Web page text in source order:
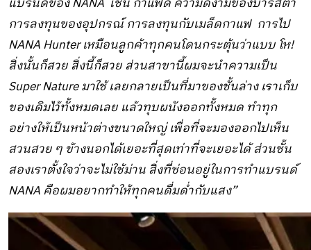
การลงทุนของอุปกรณ์ การลงทุนกับเมล็ดกาแฟ การไป
NANA Hunter เหมือนลูกค้าทุกคนโดนกระตุ้นว่าแบบ โห!
สิ่งนั้นก็สวย สิ่งนี้ก็สวย ส่วนสาขานี้ผมจะนำความเป็น
Super Nature มาใช้ เลยกลายเป็นที่มาของชั้นล่าง เราเก็บ
ของเดิมไว้ทั้งหมดเลย แล้วทุบผนังออกทั้งหมด ทำทุก
อย่างให้เป็นหน้าต่างขนาดใหญ่ เพื่อที่จะมองออกไปเห็น
สวนสวย ๆ ข้างนอกได้เยอะที่สุดเท่าที่จะเยอะได้ ส่วนชั้น
สองเราตั้งใจว่าจะไม่ใช้ม่าน สิ่งที่ซ่อนอยู่ในการทำแบรนด์
NANA คือผมอยากทำให้ทุกคนดื่มด่ำกับแสง”